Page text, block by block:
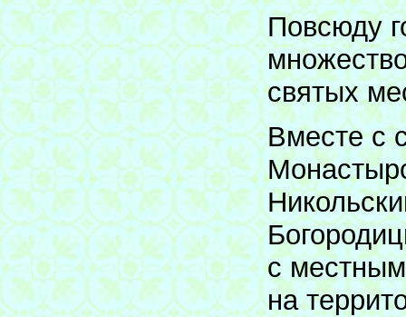
Повсюду
святых
Вместе с
с
на